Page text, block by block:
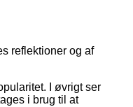
reflektioner og af
I øvrigt ser
i brug til at